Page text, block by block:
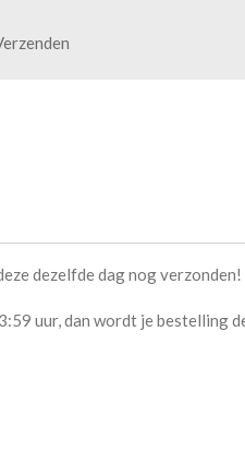
dezelfde dag nog verzonden!
uur, dan wordt je bestelling